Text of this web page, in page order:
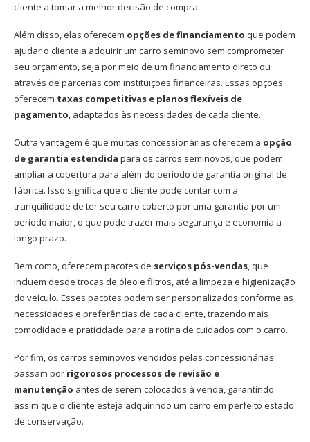
cliente a tomar a melhor decisão de compra.
Além disso, elas oferecem opções de financiamento que podem
ajudar o cliente a adquirir um carro seminovo sem comprometer
seu orçamento, seja por meio de um financiamento direto ou
através de parcerias com instituições financeiras. Essas opções
oferecem taxas competitivas e planos flexíveis de
pagamento, adaptados às necessidades de cada cliente.
Outra vantagem é que muitas concessionárias oferecem a opção
de garantia estendida para os carros seminovos, que podem
ampliar a cobertura para além do período de garantia original de
fábrica. Isso significa que o cliente pode contar com a
tranquilidade de ter seu carro coberto por uma garantia por um
período maior, o que pode trazer mais segurança e economia a
longo prazo.
Bem como, oferecem pacotes de serviços pós-vendas, que
incluem desde trocas de óleo e filtros, até a limpeza e higienização
do veículo. Esses pacotes podem ser personalizados conforme as
necessidades e preferências de cada cliente, trazendo mais
comodidade e praticidade para a rotina de cuidados com o carro.
Por fim, os carros seminovos vendidos pelas concessionárias
passam por rigorosos processos de revisão e
manutenção antes de serem colocados à venda, garantindo
assim que o cliente esteja adquirindo um carro em perfeito estado
de conservação.